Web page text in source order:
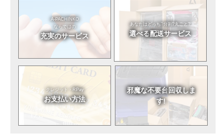
A-PACHINKO
ならではの
充実のサービス
あなたはどっち?分割?丸ごと?
選べる配送サービス
クレジット・RPay
お支払い方法
邪魔な不要台回収しま
す!